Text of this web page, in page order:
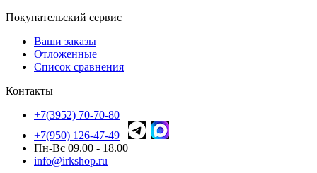
Покупательский сервис
Ваши заказы
Отложенные
Список сравнения
Контакты
+7(3952) 70-70-80
+7(950) 126-47-49
Пн-Вс 09.00 - 18.00
info@irkshop.ru